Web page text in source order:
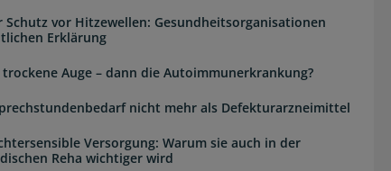
Schutz vor Hitzewellen: Gesundheitsorganisationen
Erklärung
trockene Auge – dann die Autoimmunerkrankung?
nicht mehr als Defekturarzneimittel
Versorgung: Warum sie auch in der
Reha wichtiger wird